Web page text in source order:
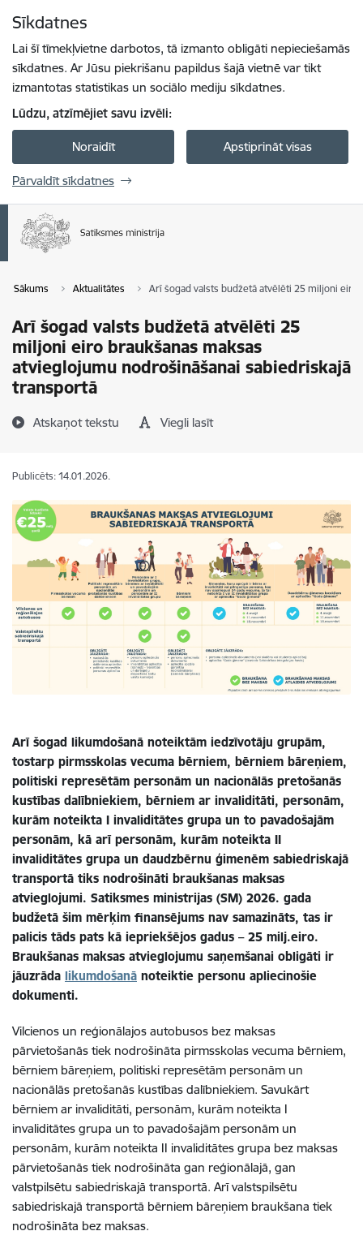
Sīkdatnes
Lai šī tīmekļvietne darbotos, tā izmanto obligāti nepieciešamās
sīkdatnes. Ar Jūsu piekrišanu papildus šajā vietnē var tikt
izmantotas statistikas un sociālo mediju sīkdatnes.
Lūdzu, atzīmējiet savu izvēli:
Noraidīt Apstiprināt visas
Pārvaldīt sīkdatnes
Sākums Aktualitātes Arī šogad valsts budžetā atvēlēti 25 miljoni eiro
Arī šogad valsts budžetā atvēlēti 25
miljoni eiro braukšanas maksas
atvieglojumu nodrošināšanai sabiedriskajā
transportā
Atskaņot tekstu Viegli lasīt
Publicēts: 14.01.2026.
Arī šogad likumdošanā noteiktām iedzīvotāju grupām,
tostarp pirmsskolas vecuma bērniem, bērniem bāreņiem,
politiski represētām personām un nacionālās pretošanās
kustības dalībniekiem, bērniem ar invaliditāti, personām,
kurām noteikta I invaliditātes grupa un to pavadošajām
personām, kā arī personām, kurām noteikta II
invaliditātes grupa un daudzbērnu ģimenēm sabiedriskajā
transportā tiks nodrošināti braukšanas maksas
atvieglojumi. Satiksmes ministrijas (SM) 2026. gada
budžetā šim mērķim finansējums nav samazināts, tas ir
palicis tāds pats kā iepriekšējos gadus – 25 milj.eiro.
Braukšanas maksas atvieglojumu saņemšanai obligāti ir
jāuzrāda likumdošanā noteiktie personu apliecinošie
dokumenti.
Vilcienos un reģionālajos autobusos bez maksas
pārvietošanās tiek nodrošināta pirmsskolas vecuma bērniem,
bērniem bāreņiem, politiski represētām personām un
nacionālās pretošanās kustības dalībniekiem. Savukārt
bērniem ar invaliditāti, personām, kurām noteikta I
invaliditātes grupa un to pavadošajām personām un
personām, kurām noteikta II invaliditātes grupa bez maksas
pārvietošanās tiek nodrošināta gan reģionālajā, gan
valstpilsētu sabiedriskajā transportā. Arī valstspilsētu
sabiedriskajā transportā bērniem bāreņiem braukšana tiek
nodrošināta bez maksas.